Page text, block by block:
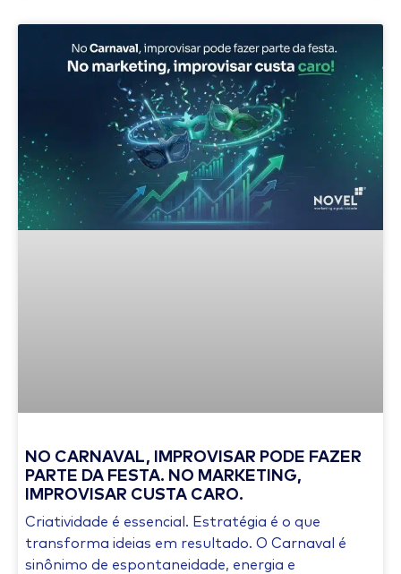
NO CARNAVAL, IMPROVISAR PODE FAZER
PARTE DA FESTA. NO MARKETING,
IMPROVISAR CUSTA CARO.
Criatividade é essencial. Estratégia é o que
transforma ideias em resultado. O Carnaval é
sinônimo de espontaneidade, energia e